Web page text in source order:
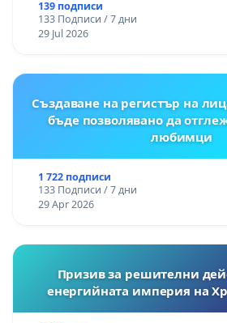
139 подписи
133 Подписи / 7 дни
29 Jul 2026
Създаване на регистър на
бъде позволявано да
любимци
1 722 подписи
133 Подписи / 7 дни
29 Apr 2026
Призив за решителни
енергийната империя на